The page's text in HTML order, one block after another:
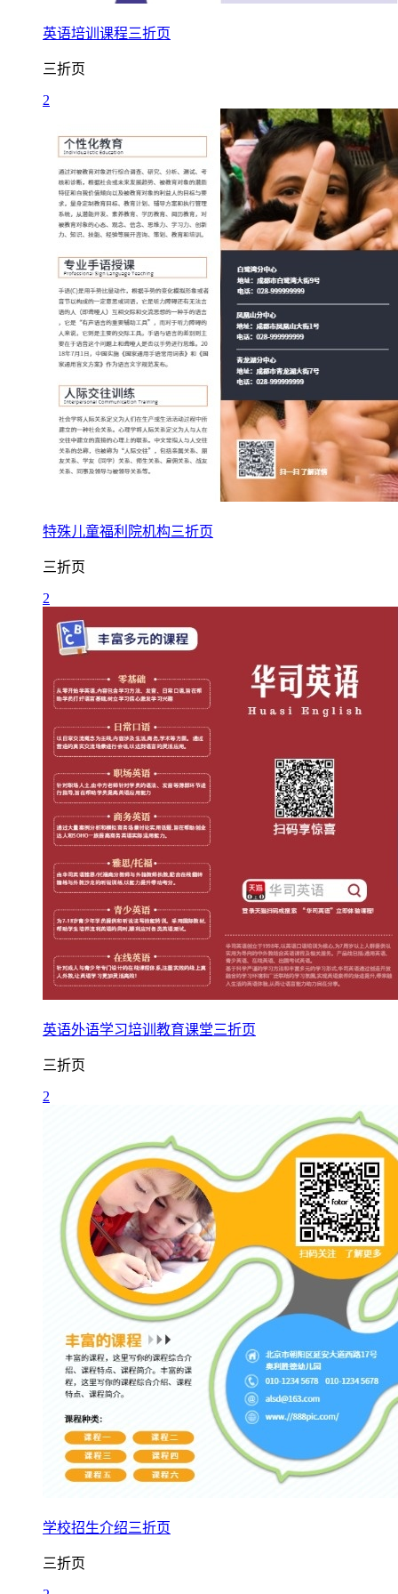
英语培训课程三折页
三折页
2
特殊儿童福利院机构三折页
三折页
2
英语外语学习培训教育课堂三折页
三折页
2
学校招生介绍三折页
三折页